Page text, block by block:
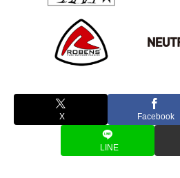
X Facebook
LINE